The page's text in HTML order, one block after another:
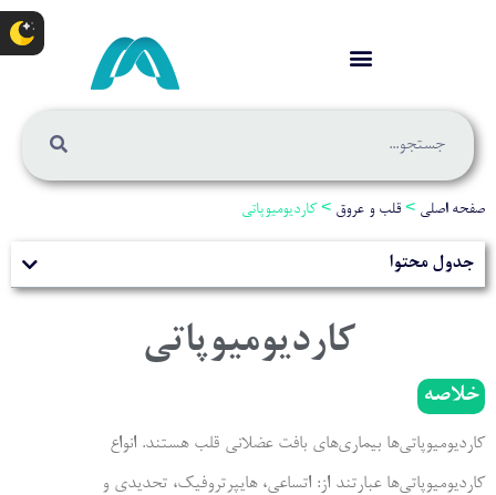
صفحه اصلی > قلب و عروق > کاردیومیوپاتی
جدول محتوا
کاردیومیوپاتی
خلاصه
کاردیومیوپاتی‌­ها بیماری‌های بافت عضلانی قلب­ هستند. انواع
کاردیومیوپاتی‌­ها عبارتند از: اتساعی، هایپرتروفیک، تحدیدی و